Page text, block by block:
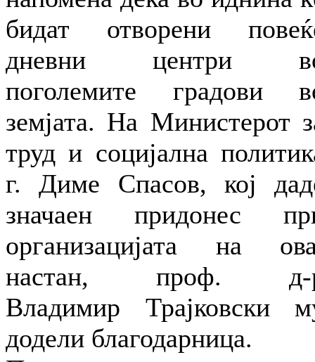
бидат отворени
дневни центри
поголемите градови
земјата. На Министерот
труд и социјална
г. Диме Спасов, кој
значаен придонес
организацијата на
настан, проф. д-
Владимир Трајковски
додели благодарница.